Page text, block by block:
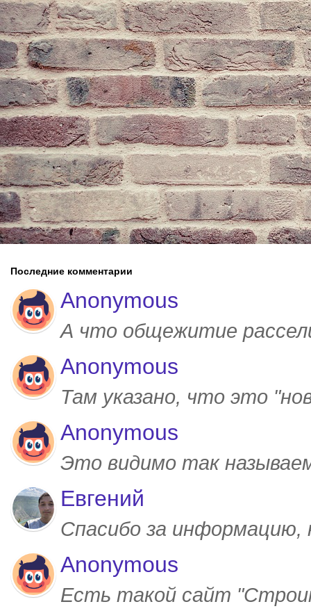
Последние комментарии
Anonymous
А что общежитие
Anonymous
Там указано, что это
Anonymous
Это видимо так
Евгений
Спасибо за
Anonymous
Есть такой сайт